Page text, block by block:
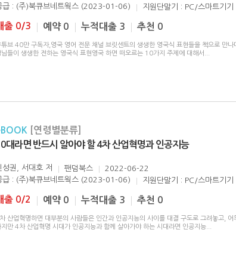
급 : (주)북큐브네트웍스 (2023-01-06)
지원단말기 : PC/스마트기기
출 0/3 예약 0 누적대출 3 추천 0
튜브 40만 구독자,영국 영어 전문 채널 브릿센트의 생생한 영국식 표현들을 책으로 만
님들이 생생한 전하는 영국식 표현영국 하면 떠오르는 10가지 주제에 대해서
[연령별분류]
대라면 반드시 알아야 할 4차 산업혁명과 인공지능
성권, 서대호 저 팬덤북스
2022-06-22
급 : (주)북큐브네트웍스 (2023-01-06)
지원단말기 : PC/스마트기기
출 0/2 예약 0 누적대출 3 추천 0
산업혁명하면 대부분의 사람들은 인간과 인공지능의 사이를 대결 구도로 그려놓고, 어
지만 4차 산업혁명 시대가 인공지능과 함께 살아가야 하는 시대라면 인공지능